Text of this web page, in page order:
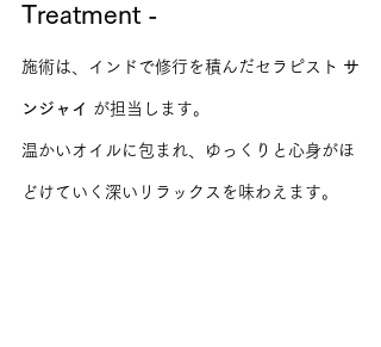
Treatment -
施術は、インドで修行を積んだセラピスト サ
ンジャイ が担当します。
温かいオイルに包まれ、ゆっくりと心身がほ
どけていく深いリラックスを味わえます。